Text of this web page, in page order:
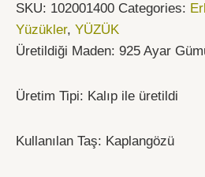
SKU: 102001400 Categories:
Yüzükler, YÜZÜK
Üretildiği Maden: 925 Ayar
Üretim Tipi: Kalıp ile üretildi
Kullanılan Taş: Kaplangözü